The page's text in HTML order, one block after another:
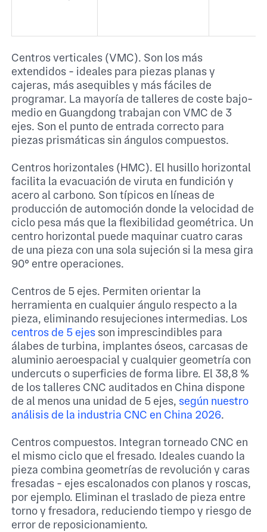
Centros verticales (VMC). Son los más
extendidos - ideales para piezas planas y
cajeras, más asequibles y más fáciles de
programar. La mayoría de talleres de coste bajo-
medio en Guangdong trabajan con VMC de 3
ejes. Son el punto de entrada correcto para
piezas prismáticas sin ángulos compuestos.
Centros horizontales (HMC). El husillo horizontal
facilita la evacuación de viruta en fundición y
acero al carbono. Son típicos en líneas de
producción de automoción donde la velocidad de
ciclo pesa más que la flexibilidad geométrica. Un
centro horizontal puede maquinar cuatro caras
de una pieza con una sola sujeción si la mesa gira
90° entre operaciones.
Centros de 5 ejes. Permiten orientar la
herramienta en cualquier ángulo respecto a la
pieza, eliminando resujeciones intermedias. Los
centros de 5 ejes son imprescindibles para
álabes de turbina, implantes óseos, carcasas de
aluminio aeroespacial y cualquier geometría con
undercuts o superficies de forma libre. El 38,8 %
de los talleres CNC auditados en China dispone
de al menos una unidad de 5 ejes, según nuestro
análisis de la industria CNC en China 2026.
Centros compuestos. Integran torneado CNC en
el mismo ciclo que el fresado. Ideales cuando la
pieza combina geometrías de revolución y caras
fresadas - ejes escalonados con planos y roscas,
por ejemplo. Eliminan el traslado de pieza entre
torno y fresadora, reduciendo tiempo y riesgo de
error de reposicionamiento.